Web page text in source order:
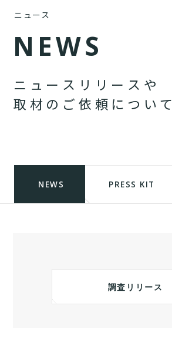
ニュース
N EWS
ニ ュ ー ス リ リ ー ス や
取 材 の ご 依 頼 に つ い て
NEWS PRESS KIT
調査リリース